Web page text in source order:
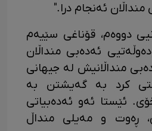
ئەنجام درا."
دووەم، قۆناغی سێیەم
ئەدەبی منداڵان
منداڵانیش لە جیهانی
کرد بە گەیشتن بە
ئێستا ئەو ئەدەبیاتی
ڕەوت و مەیلی منداڵ